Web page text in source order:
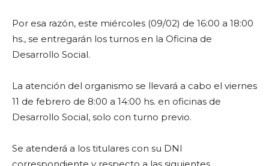
Por esa razón, este miércoles (09/02) de 16:00 a 18:00
hs., se entregarán los turnos en la Oficina de
Desarrollo Social.
La atención del organismo se llevará a cabo el viernes
11 de febrero de 8:00 a 14:00 hs. en oficinas de
Desarrollo Social, solo con turno previo.
Se atenderá a los titulares con su DNI